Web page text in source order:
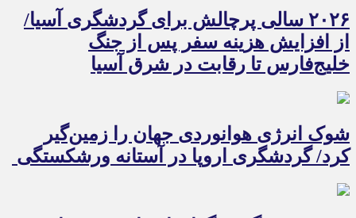
۲۰۲۶ سالی پرچالش برای گردشگری آسیا/
از افزایش هزینه سفر پس از جنگ
خلیج‌فارس تا رقابت در شرق آسیا
شوک انرژی هوانوردی جهان را زمین‌گیر
کرد/ گردشگری اروپا در آستانه ورشکستگی